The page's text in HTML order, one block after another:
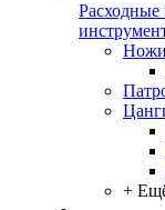
Расходные
Ножи
+